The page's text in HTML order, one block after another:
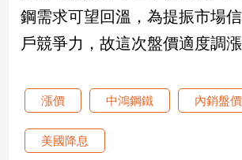
活
建
內
設
鋼需求可望回溫，為提振市場
戶競爭力，故這次盤價適度調漲
漲價 中鴻鋼鐵 內銷盤價
美國降息